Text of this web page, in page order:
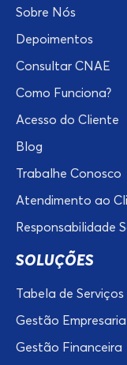
Sobre Nós
Depoimentos
Consultar CNAE
Como Funciona?
Acesso do Cliente
Blog
Trabalhe Conosco
Atendimento ao
Responsabilidade
SOLUÇÕES
Tabela de Serviços
Gestão
Gestão Financeira